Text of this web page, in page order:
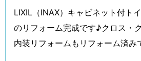
LIXIL（INAX）キャビネット付ト
のリフォーム完成です♪クロス・
内装リフォームもリフォーム済み